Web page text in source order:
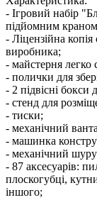
- Ігровий набір
підйомним
- Ліцензійна
виробника;
- майстерня легко
- полички для
- 2 підвісні бокси
- стенд для
- тиски;
- механічний
- машинка
- механічний
- 87 аксесуарів:
плоскогубці,
іншого;